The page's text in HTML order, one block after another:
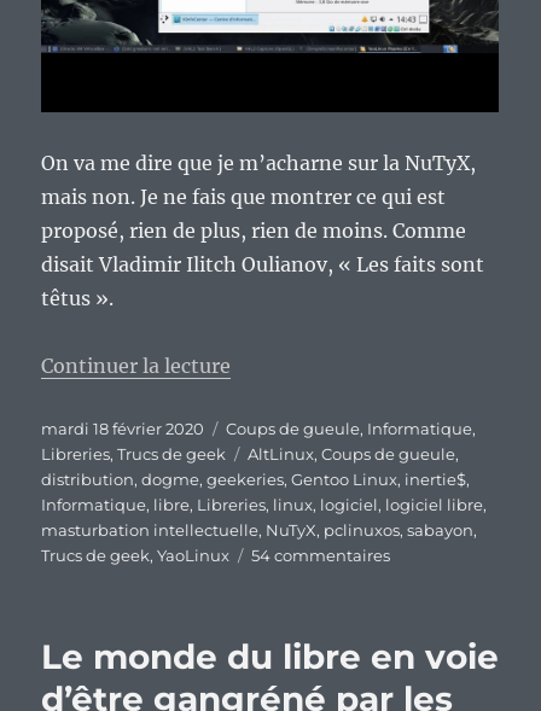
On va me dire que je m’acharne sur la NuTyX,
mais non. Je ne fais que montrer ce qui est
proposé, rien de plus, rien de moins. Comme
disait Vladimir Ilitch Oulianov, « Les faits sont
têtus ».
Continuer la lecture
Publié
le
mardi 18 février 2020 Catégories
Coups de gueule, Informatique,
Libreries,Trucs de geek Étiquettes
AltLinux,Coups de gueule,
distribution,dogme,geekeries,Gentoo Linux, inertie$,
Informatique, libre, Libreries, linux, logiciel, logiciel libre,
masturbation intellectuelle, NuTyX, pclinuxos,sabayon,
Trucs de geek,YaoLinux 54 commentairessur
mundi…
De
l’inertie
Le monde du libre en voie
d’être gangréné par les